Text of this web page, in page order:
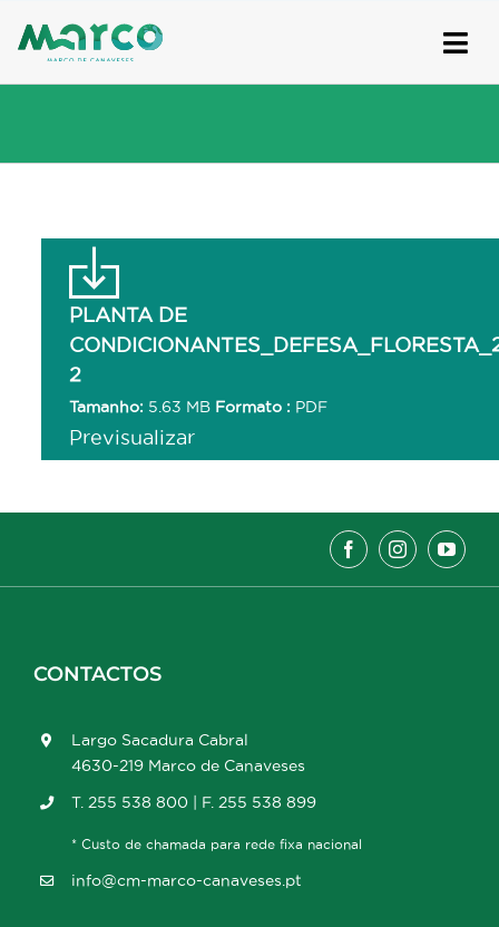
to
PLANTA DE
2
Tamanho: 5.63 MB Formato : PDF
Previsualizar
CONTACTOS
Largo Sacadura Cabral
4630-219 Marco de Canaveses
T. 255 538 800 | F. 255 538 899
* Custo de chamada para rede fixa nacional
info@cm-marco-canaveses.pt